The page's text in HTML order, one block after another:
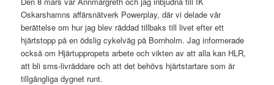
Oskarshamns affärsnätverk Powerplay, där vi delade vår
berättelse om hur jag blev räddad tillbaks till livet efter ett
hjärtstopp på en ödslig cykelväg på Bornholm. Jag informerade
också om Hjärtuppropets arbete och vikten av att alla kan HLR,
att bli sms-livräddare och att det behövs hjärtstartare som är
tillgängliga dygnet runt.